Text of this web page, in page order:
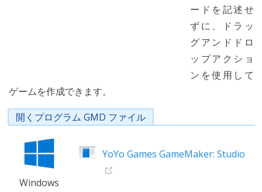
ードを記述せ
ずに、ドラッ
グアンドドロ
ップアクショ
ンを使用して
ゲームを作成できます。
開くプログラム GMD ファイル
Windows
YoYo Games GameMaker: Studio